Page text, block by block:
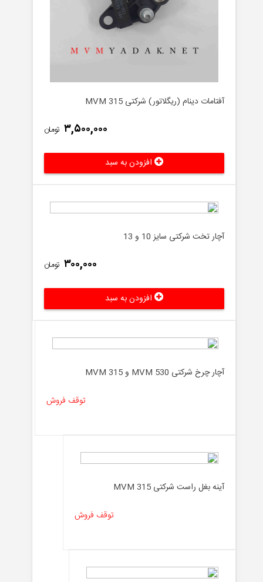
آفتامات دینام (ریگلاتور) شرکتی MVM 315
۳,۵۰۰,۰۰۰ تومان
آچار تخت شرکتی سایز 10 و 13
۳۰۰,۰۰۰ تومان
آچار چرخ شرکتی MVM 530 و MVM 315
توقف فروش
آینه بغل راست شرکتی MVM 315
توقف فروش